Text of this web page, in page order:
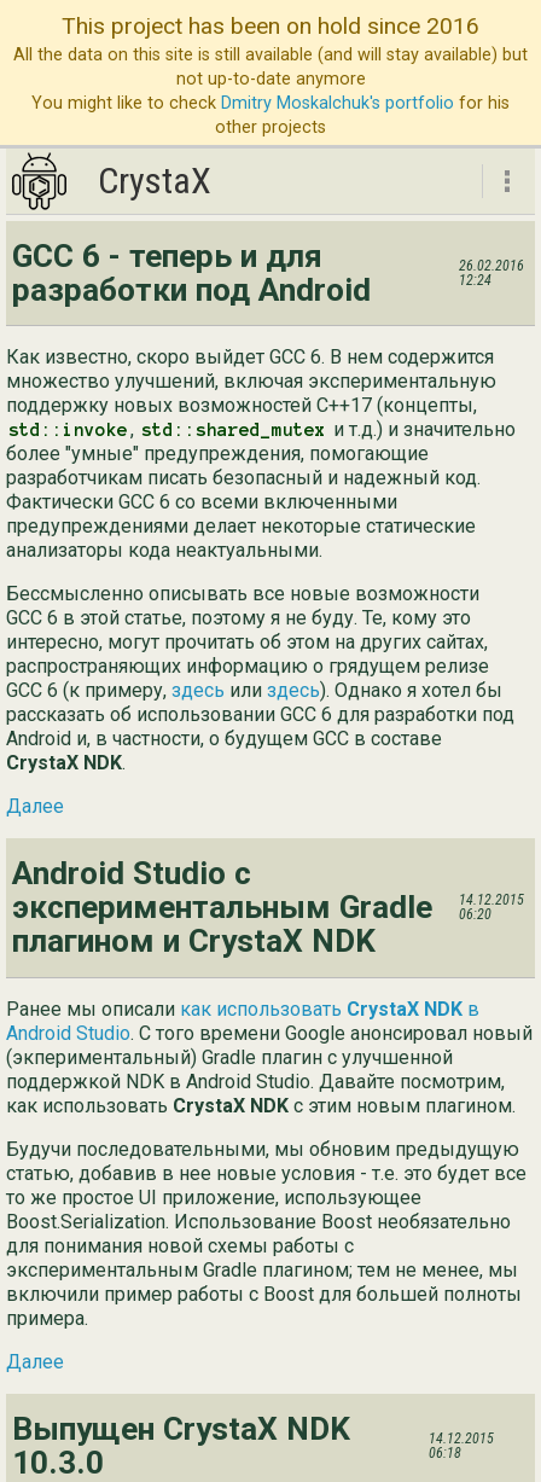
This project has been on hold since 2016
All the data on this site is still available (and will stay available) but
not up-to-date anymore
You might like to check Dmitry Moskalchuk's portfolio for his
other projects
CrystaX
CrystaX
GCC 6 - теперь и для
разработки под Android
26.02.2016
12:24
Как известно, скоро выйдет GCC 6. В нем содержится
множество улучшений, включая экспериментальную
поддержку новых возможностей C++17 (концепты,
std::invoke, std::shared_mutex и т.д.) и значительно
более "умные" предупреждения, помогающие
разработчикам писать безопасный и надежный код.
Фактически GCC 6 со всеми включенными
предупреждениями делает некоторые статические
анализаторы кода неактуальными.
Бессмысленно описывать все новые возможности
GCC 6 в этой статье, поэтому я не буду. Те, кому это
интересно, могут прочитать об этом на других сайтах,
распространяющих информацию о грядущем релизе
GCC 6 (к примеру, здесь или здесь). Однако я хотел бы
рассказать об использовании GCC 6 для разработки под
Android и, в частности, о будущем GCC в составе
CrystaX NDK.
Далее
Android Studio с
экспериментальным Gradle
плагином и CrystaX NDK
14.12.2015
06:20
Ранее мы описали как использовать CrystaX NDK в
Android Studio. С того времени Google анонсировал новый
(экпериментальный) Gradle плагин с улучшенной
поддержкой NDK в Android Studio. Давайте посмотрим,
как использовать CrystaX NDK с этим новым плагином.
Будучи последовательными, мы обновим предыдущую
статью, добавив в нее новые условия - т.е. это будет все
то же простое UI приложение, использующее
Boost.Serialization. Использование Boost необязательно
для понимания новой схемы работы с
экспериментальным Gradle плагином; тем не менее, мы
включили пример работы с Boost для большей полноты
примера.
Далее
Выпущен CrystaX NDK
10.3.0
14.12.2015
06:18